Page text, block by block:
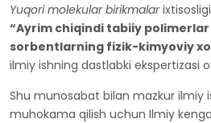
Yuqori molekular birikmalar
“Ayrim chiqindi tabiiy
sorbentlarning fizik-kimyoviy
ilmiy ishning dastlabki ekspertizasi
Shu munosabat bilan mazkur ilmiy
muhokama qilish uchun Ilmiy